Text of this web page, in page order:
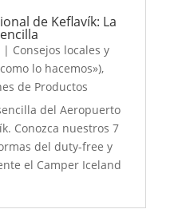
de Keflavík: La
| Consejos locales y
lo hacemos»),
de Productos
del Aeropuerto
Conozca nuestros 7
del duty-free y
el Camper Iceland